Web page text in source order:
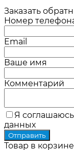
Заказать
Номер
Email
Ваше имя
Комментарий
Я
данных
Товар в